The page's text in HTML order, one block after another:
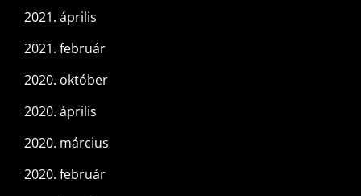
2021. április
2021. február
2020. október
2020. április
2020. március
2020. február